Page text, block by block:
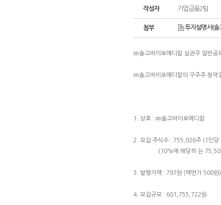
작성자 기업금융2팀
첨부 투자설명서(
㈜솔고바이오메디칼 실권주 일반공
㈜솔고바이오메디칼의 구주주 청약
1. 상호 : ㈜솔고바이오메디칼
2. 모집 주식수 : 755,026주 (1인
(10%에 해당하 는 75,503주
3. 발행가액 : 797원 (액면가 500원)
4. 모집규모 : 601,755,722원